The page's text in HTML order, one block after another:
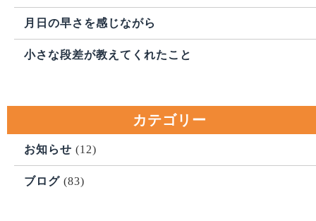
月日の早さを感じながら
小さな段差が教えてくれたこと
カテゴリー
お知らせ (12)
ブログ (83)